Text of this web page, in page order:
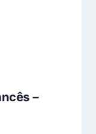
–